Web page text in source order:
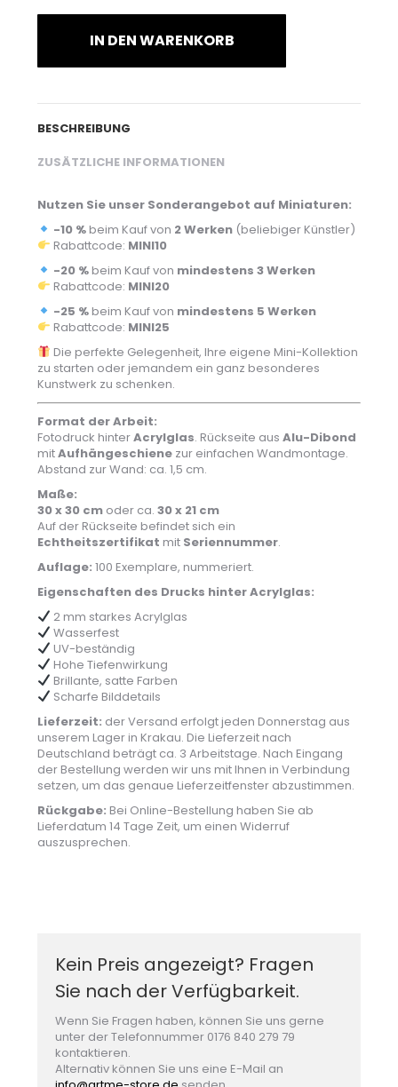
IN DEN WARENKORB
BESCHREIBUNG
ZUSÄTZLICHE INFORMATIONEN
Nutzen Sie unser Sonderangebot auf Miniaturen:
-10 % beim Kauf von 2 Werken (beliebiger Künstler)
Rabattcode: MINI10
-20 % beim Kauf von mindestens 3 Werken
Rabattcode: MINI20
-25 % beim Kauf von mindestens 5 Werken
Rabattcode: MINI25
Die perfekte Gelegenheit, Ihre eigene Mini-Kollektion
zu starten oder jemandem ein ganz besonderes
Kunstwerk zu schenken.
Format der Arbeit:
Fotodruck hinterAcrylglas. Rückseite ausAlu-Dibond
mitAufhängeschiene zur einfachen Wandmontage.
Abstand zur Wand: ca. 1,5 cm.
Maße:
30 x 30 cm oder ca.30 x 21 cm
Auf der Rückseite befindet sich ein
Echtheitszertifikat mit Seriennummer.
Auflage: 100 Exemplare, nummeriert.
Eigenschaften des Drucks hinter Acrylglas:
2 mm starkes Acrylglas
Wasserfest
UV-beständig
Hohe Tiefenwirkung
Brillante, satte Farben
Scharfe Bilddetails
Lieferzeit: der Versand erfolgt jeden Donnerstag aus
unserem Lager in Krakau. Die Lieferzeit nach
Deutschland beträgt ca. 3 Arbeitstage. Nach Eingang
der Bestellung werden wir uns mit Ihnen in Verbindung
setzen, um das genaue Lieferzeitfenster abzustimmen.
Rückgabe: Bei Online-Bestellung haben Sie ab
Lieferdatum 14 Tage Zeit, um einen Widerruf
auszusprechen.
Kein Preis angezeigt? Fragen
Sie nach der Verfügbarkeit.
Wenn Sie Fragen haben, können Sie uns gerne
unter der Telefonnummer 0176 840 279 79
kontaktieren.
Alternativ können Sie uns eine E-Mail an